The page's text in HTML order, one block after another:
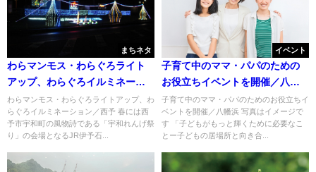
まちネタ
わらマンモス・わらぐろライト
アップ、わらぐろイルミネーシ
ョン／西予
わらマンモス・わらぐろライトアップ、わ
らぐろイルミネーション／西予 春には西
予市宇和町の風物詩である「宇和れんげ祭
り」の会場となるJR伊予石...
イベント
子育て中のママ・パパのための
お役立ちイベントを開催／八幡
浜
子育て中のママ・パパのためのお役立ちイ
ベントを開催／八幡浜 写真はイメージで
す 「子どもがもっと輝くために必要なこ
とー子どもの居場所と向き合...